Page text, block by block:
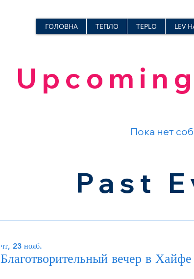
ГОЛОВНА ТЕПЛО TEPLO LEV
Пока нет
Past
чт, 23 нояб.
Благотворительный вечер в Хайфе